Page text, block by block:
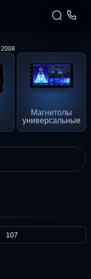
2008
Магнитолы
универсальные
107